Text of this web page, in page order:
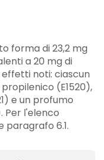
forma di 23,2 mg
a 20 mg di
noti: ciascun
(E1520),
e un profumo
Per l'elenco
6.1.